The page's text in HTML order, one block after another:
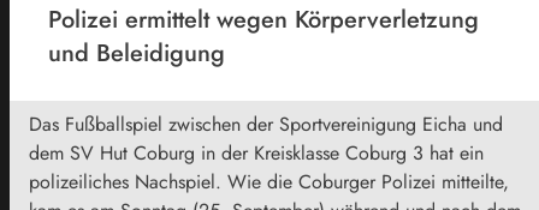
Polizei ermittelt wegen Körperverletzung
und Beleidigung
Das Fußballspiel zwischen der Sportvereinigung Eicha und
dem SV Hut Coburg in der Kreisklasse Coburg 3 hat ein
polizeiliches Nachspiel. Wie die Coburger Polizei mitteilte,